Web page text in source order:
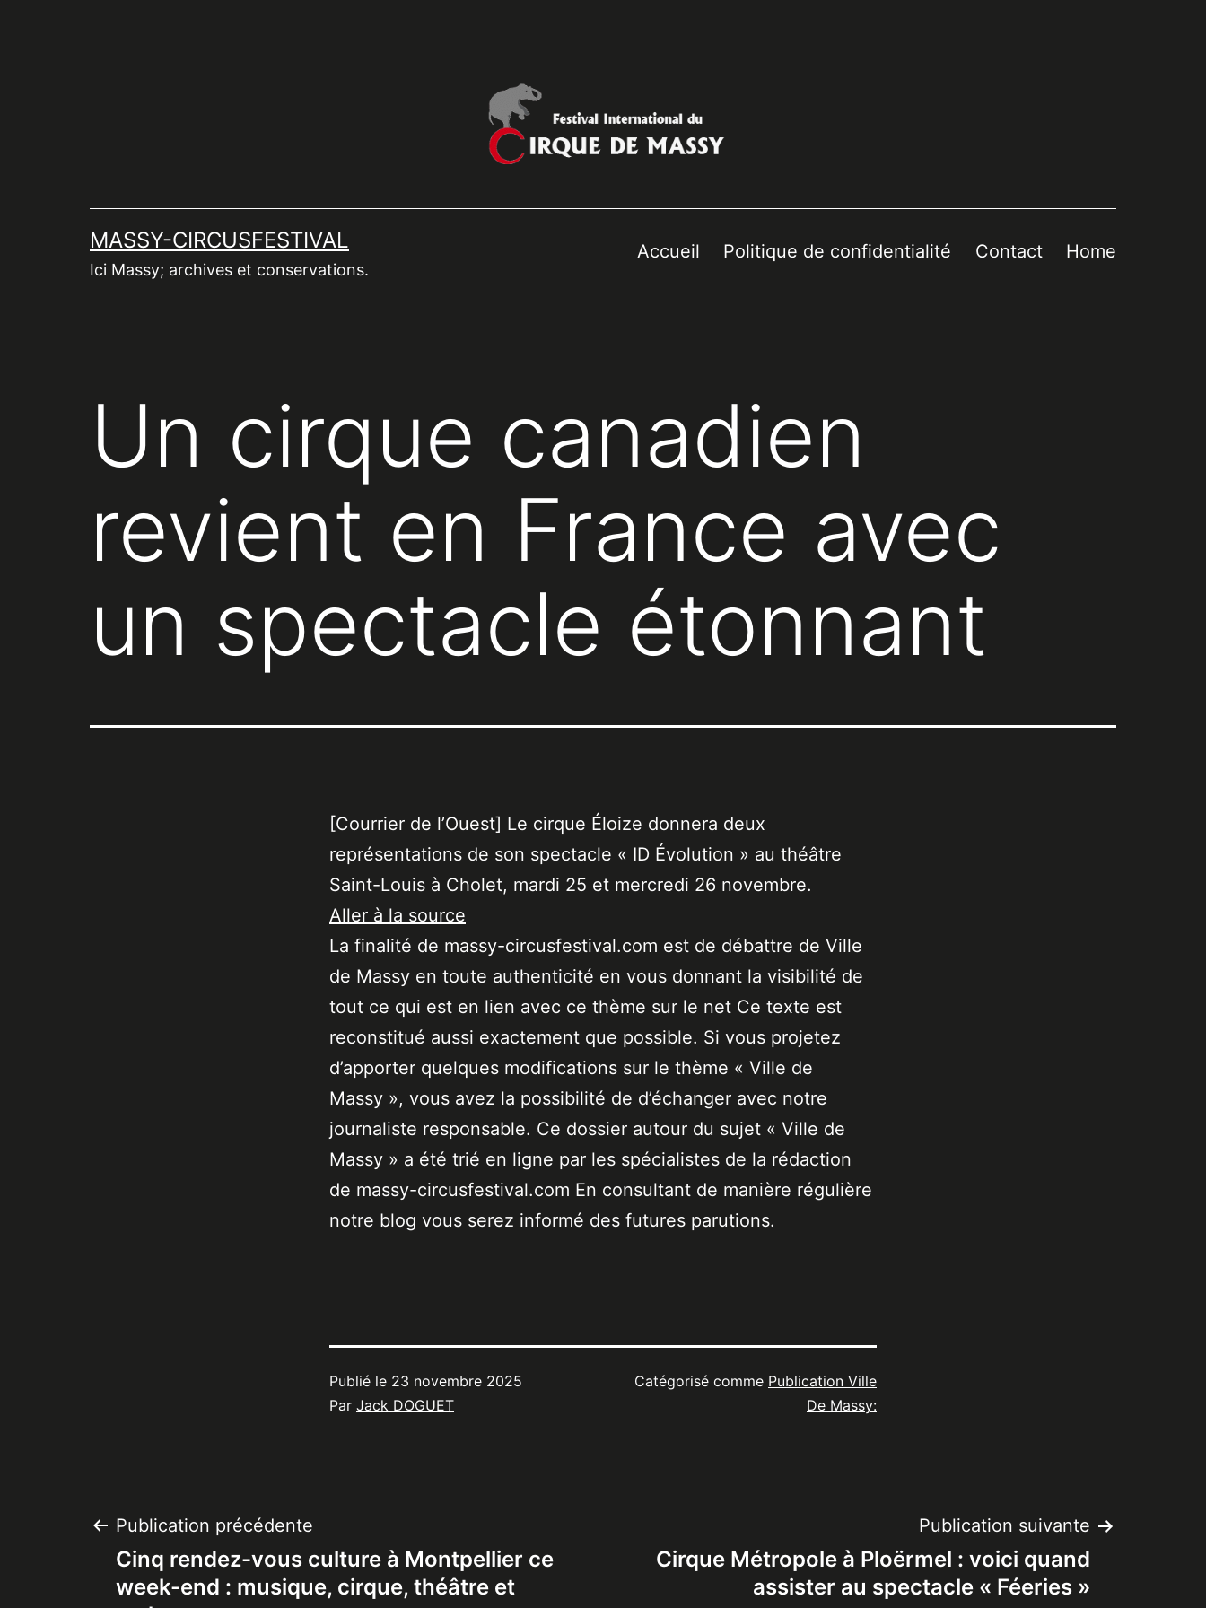
MASSY-CIRCUSFESTIVAL
Ici Massy; archives et conservations.
Accueil Politique de confidentialité Contact Home
Un cirque canadien
revient en France avec
un spectacle étonnant
[Courrier de l’Ouest] Le cirque Éloize donnera deux
représentations de son spectacle « ID Évolution » au théâtre
Saint-Louis à Cholet, mardi 25 et mercredi 26 novembre.
Aller à la source
La finalité de massy-circusfestival.com est de débattre de Ville
de Massy en toute authenticité en vous donnant la visibilité de
tout ce qui est en lien avec ce thème sur le net Ce texte est
reconstitué aussi exactement que possible. Si vous projetez
d’apporter quelques modifications sur le thème « Ville de
Massy », vous avez la possibilité de d’échanger avec notre
journaliste responsable. Ce dossier autour du sujet « Ville de
Massy » a été trié en ligne par les spécialistes de la rédaction
de massy-circusfestival.com En consultant de manière régulière
notre blog vous serez informé des futures parutions.
Publié le 23 novembre 2025
Par Jack DOGUET
Catégorisé comme Publication Ville
De Massy:
Navigation
de
Publication précédente
Cinq rendez-vous culture à Montpellier ce
week-end : musique, cirque, théâtre et
Publication suivante
Cirque Métropole à Ploërmel : voici quand
assister au spectacle « Féeries »